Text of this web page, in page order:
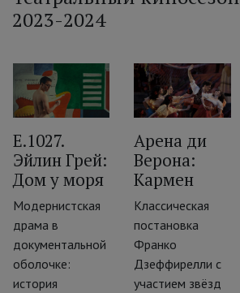
2023-2024
E.1027.
Эйлин Грей:
Дом у моря
Модернистская
драма в
документальной
оболочке:
история
Арена ди
Верона:
Кармен
Классическая
постановка
Франко
Дзеффирелли с
участием звёзд